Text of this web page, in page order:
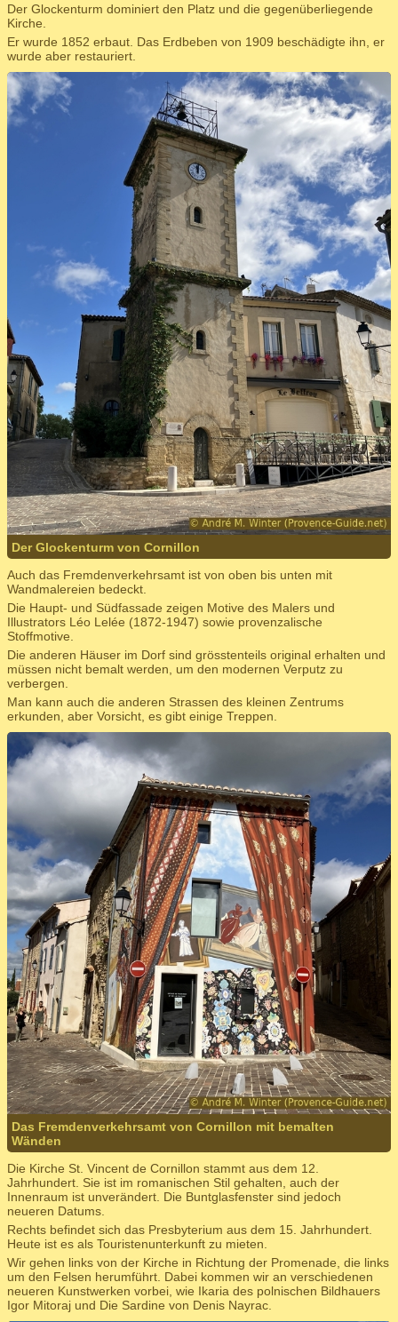
Der Glockenturm dominiert den Platz und die gegenüberliegende
Kirche.
Er wurde 1852 erbaut. Das Erdbeben von 1909 beschädigte ihn, er
wurde aber restauriert.
Der Glockenturm von Cornillon
Auch das Fremdenverkehrsamt ist von oben bis unten mit
Wandmalereien bedeckt.
Die Haupt- und Südfassade zeigen Motive des Malers und
Illustrators Léo Lelée (1872-1947) sowie provenzalische
Stoffmotive.
Die anderen Häuser im Dorf sind grösstenteils original erhalten und
müssen nicht bemalt werden, um den modernen Verputz zu
verbergen.
Man kann auch die anderen Strassen des kleinen Zentrums
erkunden, aber Vorsicht, es gibt einige Treppen.
Das Fremdenverkehrsamt von Cornillon mit bemalten
Wänden
Die Kirche St. Vincent de Cornillon stammt aus dem 12.
Jahrhundert. Sie ist im romanischen Stil gehalten, auch der
Innenraum ist unverändert. Die Buntglasfenster sind jedoch
neueren Datums.
Rechts befindet sich das Presbyterium aus dem 15. Jahrhundert.
Heute ist es als Touristenunterkunft zu mieten.
Wir gehen links von der Kirche in Richtung der Promenade, die links
um den Felsen herumführt. Dabei kommen wir an verschiedenen
neueren Kunstwerken vorbei, wie Ikaria des polnischen Bildhauers
Igor Mitoraj und Die Sardine von Denis Nayrac.